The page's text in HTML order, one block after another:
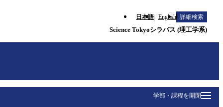
日本語 English 詳細検索
Science Tokyoシラバス (理工学系)
学部・課程を開閉